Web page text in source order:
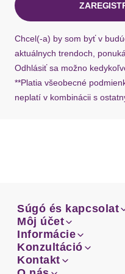
Chcel(-a) by som byť v
aktuálnych trendoch,
Odhlásiť sa možno
**Platia všeobecné
neplatí v kombinácii s
Súgó és kapcsolat
Email
Facebook
Súgó és kapcsolat
Email
Facebook
Môj účet
Prehľad objednávok
Môj účet
Prehľad objednávok
Informácie
Doprava
Informácie
Doprava
Konzultáció
Sprievodca-veľkosťami
Konzultáció
Kontakt
Kontakt